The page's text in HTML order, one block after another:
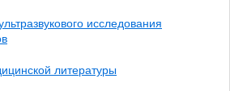
исследования
литературы